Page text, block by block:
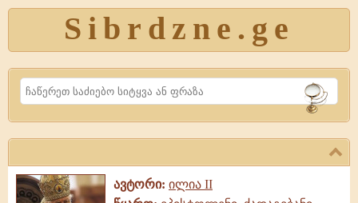
Sibrdzne.ge
Search
ავტორი: ილია II